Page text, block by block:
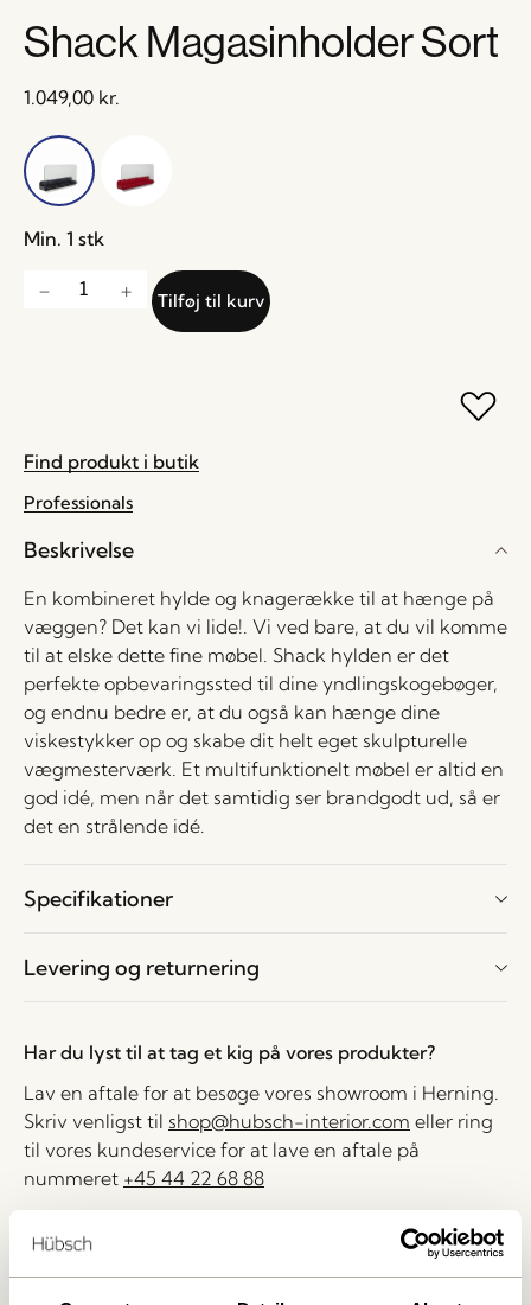
Shack Magasinholder Sort
1.049,00 kr.
Min. 1 stk
Tilføj til kurv
Find produkt i butik
Professionals
Beskrivelse
En kombineret hylde og knagerække til at hænge på
væggen? Det kan vi lide!. Vi ved bare, at du vil komme
til at elske dette fine møbel. Shack hylden er det
perfekte opbevaringssted til dine yndlingskogebøger,
og endnu bedre er, at du også kan hænge dine
viskestykker op og skabe dit helt eget skulpturelle
vægmesterværk. Et multifunktionelt møbel er altid en
god idé, men når det samtidig ser brandgodt ud, så er
det en strålende idé.
Specifikationer
Levering og returnering
Har du lyst til at tag et kig på vores produkter?
Lav en aftale for at besøge vores showroom i Herning.
Skriv venligst til shop@hubsch-interior.com eller ring
til vores kundeservice for at lave en aftale på
nummeret +45 44 22 68 88
Levering indenfor 1-4 hverdage
30 dages returret